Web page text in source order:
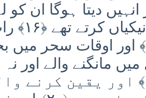
انہیں دیتا ہوگا ان
اس سے
مانگنے والے اور
ہوتا تھا ﴿۱۹﴾ اور یقین